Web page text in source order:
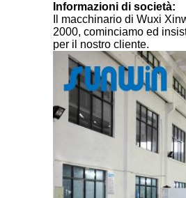
Informazioni di società:
Il macchinario di Wuxi
2000, cominciamo ed
per il nostro cliente.